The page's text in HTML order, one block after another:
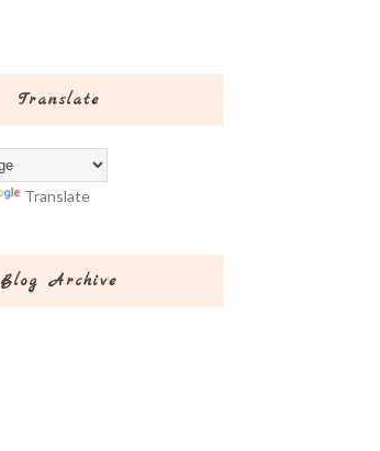
Translate
Translate
Blog Archive